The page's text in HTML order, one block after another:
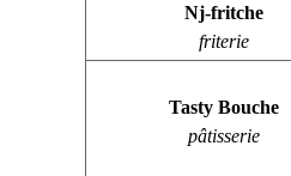
Nj-fritche
friterie
Tasty Bouche
pâtisserie